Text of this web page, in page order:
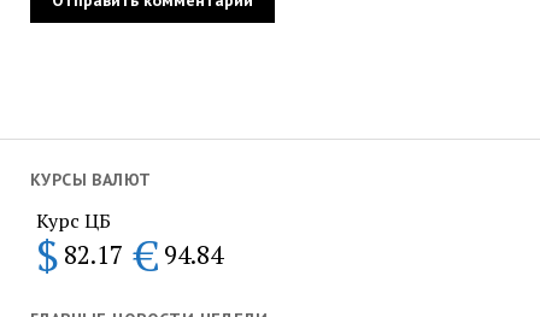
КУРСЫ ВАЛЮТ
Курс ЦБ
$ 82.17 € 94.84